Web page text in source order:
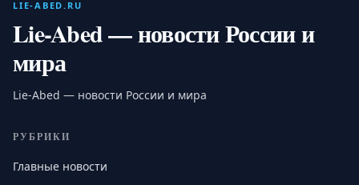
LIE-ABED.RU
Lie-Abed — новости России и
мира
Lie-Abed — новости России и мира
РУБРИКИ
Главные новости